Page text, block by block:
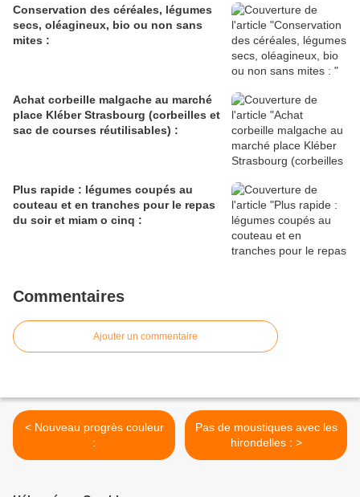
Conservation des céréales, légumes
secs, oléagineux, bio ou non sans
mites :
Achat corbeille malgache au marché
place Kléber Strasbourg (corbeilles et
sac de courses réutilisables) :
Plus rapide : légumes coupés au
couteau et en tranches pour le repas
du soir et miam o cinq :
Commentaires
Ajouter un commentaire
< Nouveau progrès couleur
:
Pas de moustiques avec les
hirondelles : >